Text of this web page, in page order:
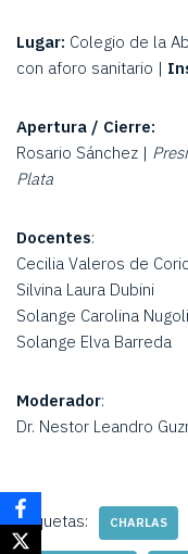
Lugar: Colegio de la
con aforo sanitario |
Apertura / Cierre:
Rosario Sánchez |
Plata
Docentes:
Cecilia Valeros de
Silvina Laura Dubini
Solange Carolina Nugoli
Solange Elva Barreda
Moderador:
Dr. Nestor Leandro
Etiquetas: CHARLAS